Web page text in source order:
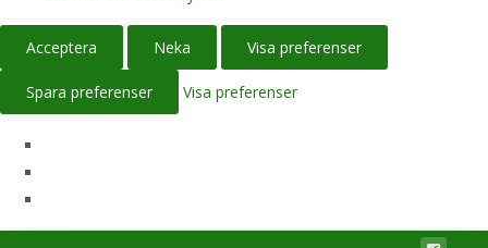
Acceptera Neka Visa preferenser
Spara preferenser Visa preferenser